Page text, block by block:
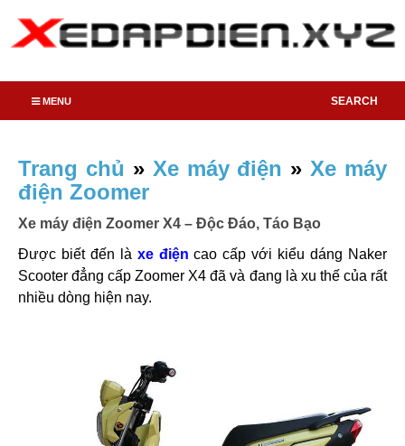
SEARCH
MENU
Trang chủ » Xe máy điện » Xe máy
điện Zoomer
Xe máy điện Zoomer X4 – Độc Đáo, Táo Bạo
Được biết đến là xe điện cao cấp với kiểu dáng Naker
Scooter đẳng cấp Zoomer X4 đã và đang là xu thế của rất
nhiều dòng hiện nay.